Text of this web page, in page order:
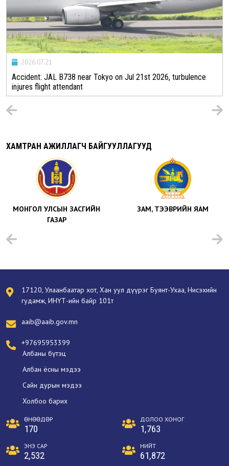
2026.07.21
Accident: JAL B738 near Tokyo on Jul 21st 2026, turbulence
injures flight attendant
ХАМТРАН АЖИЛЛАГЧ БАЙГУУЛЛАГУУД
МОНГОЛ УЛСЫН ЗАСГИЙН
ГАЗАР
ЗАМ, ТЭЭВРИЙН ЯАМ
17120, Улаанбаатар хот, Хан уул дүүрэг Буянт-Ухаа, Нисэхийн
гудамж, ИНҮТ-ийн байр 101т
aaib@aaib.gov.mn
+97695953399
Албаны бүтэц
Албан ёсны мэдээ
Сайн дурын мэдээ
Холбоо барих
ӨНӨӨДӨР
170
ДОЛОО ХОНОГ
1,763
ЭНЭ САР
2,532
НИЙТ
61,872